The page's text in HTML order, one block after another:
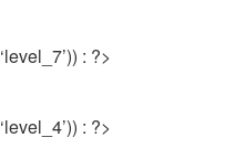
: ?>
: ?>